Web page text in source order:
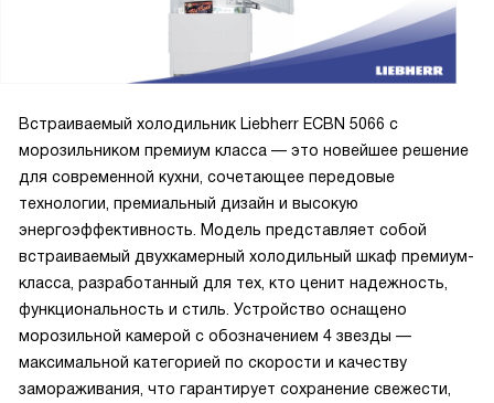
Встраиваемый холодильник Liebherr ECBN 5066 с
морозильником премиум класса — это новейшее решение
для современной кухни, сочетающее передовые
технологии, премиальный дизайн и высокую
энергоэффективность. Модель представляет собой
встраиваемый двухкамерный холодильный шкаф премиум-
класса, разработанный для тех, кто ценит надежность,
функциональность и стиль. Устройство оснащено
морозильной камерой с обозначением 4 звезды —
максимальной категорией по скорости и качеству
замораживания, что гарантирует сохранение свежести,